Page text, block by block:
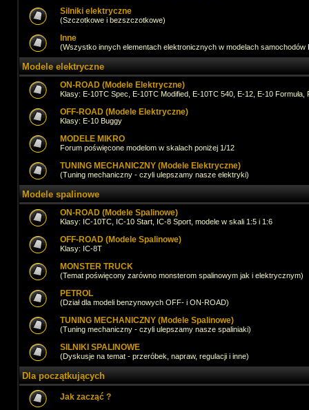
Silniki elektryczne
(Szczotkowe i bezszczotkowe)
Inne
(Wszystko innych elementach elektronicznych w modelach samochodów
Modele elektryczne
ON-ROAD (Modele Elektryczne)
Klasy: E-10TC Spec, E-10TC Modified, E-10TC 540, E-12, E-10 Formuła,
OFF-ROAD (Modele Elektryczne)
Klasy: E-10 Buggy
MODELE MIKRO
Forum poświęcone modelom w skalach poniżej 1/12
TUNING MECHANICZNY (Modele Elektryczne)
(Tuning mechaniczny - czyli ulepszamy nasze elektryki)
Modele spalinowe
ON-ROAD (Modele Spalinowe)
Klasy: IC-10TC, IC-10 Start, IC-8 Sport, modele w skali 1:5 i 1:6
OFF-ROAD (Modele Spalinowe)
Klasy: IC-8T
MONSTER TRUCK
(Temat poświęcony zarówno monsterom spalinowym jak i elektrycznym)
PETROL
(Dział dla modeli benzynowych OFF- i ON-ROAD)
TUNING MECHANICZNY (Modele Spalinowe)
(Tuning mechaniczny - czyli ulepszamy nasze spaliniaki)
SILNIKI SPALINOWE
(Dyskusje na temat - przeróbek, napraw, regulacji i inne)
Dla początkujących
Jak zacząć ?